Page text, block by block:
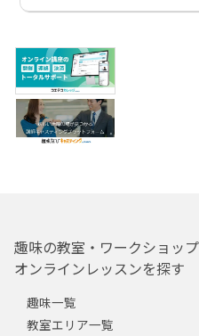
趣味の教室・ワークショップ
オンラインレッスンを探す
趣味一覧
教室エリア一覧